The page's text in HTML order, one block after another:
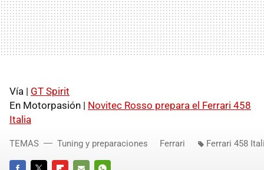
Vía | GT Spirit
En Motorpasión | Novitec Rosso prepara el Ferrari 458
Italia
TEMAS Tuning y preparaciones Ferrari Ferrari 458